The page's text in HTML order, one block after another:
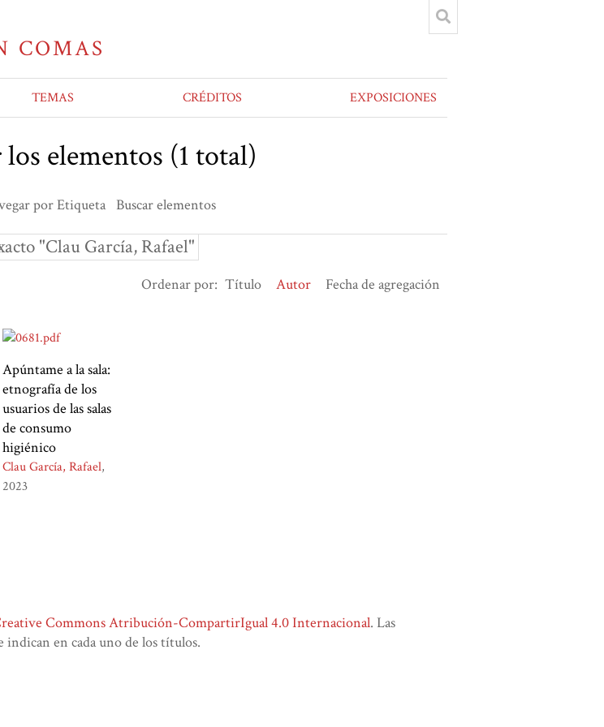
TEMAS CRÉDITOS EXPOSICIONES
elementos (1 total)
por Etiqueta Buscar elementos
"Clau García, Rafael"
Ordenar por: Título Autor Fecha de agregación
Apúntame a la sala:
etnografía de los
usuarios de las salas
de consumo
higiénico
Clau García, Rafael
2023
Commons Atribución-CompartirIgual 4.0 Internacional. Las
indican en cada uno de los títulos.